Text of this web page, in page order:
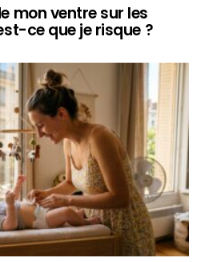
mon ventre sur les
ce que je risque ?